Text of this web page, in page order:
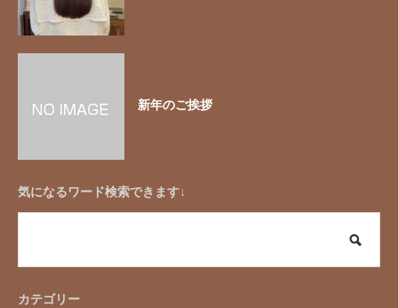
新年のご挨拶
気になるワード検索できます↓
カテゴリー